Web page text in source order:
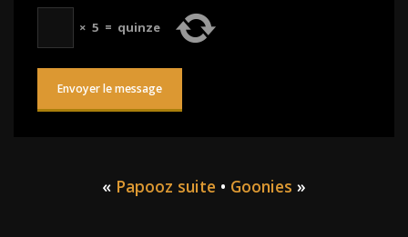
× 5 = quinze
« Papooz suite • Goonies »